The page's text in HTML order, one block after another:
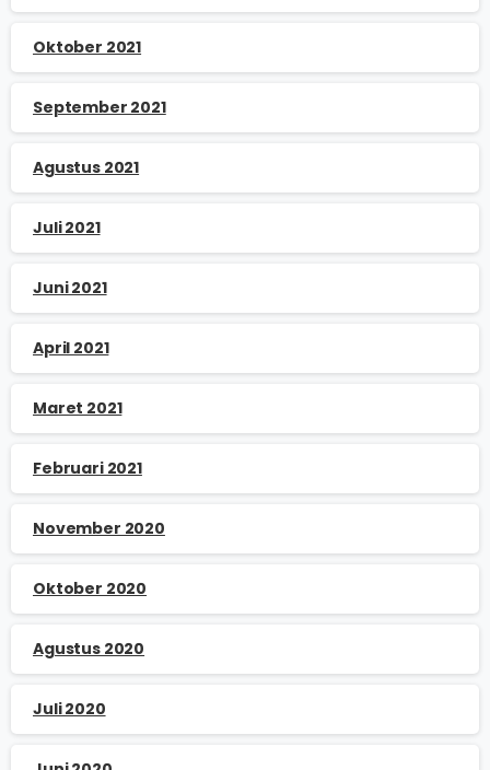
Oktober 2021
September 2021
Agustus 2021
Juli 2021
Juni 2021
April 2021
Maret 2021
Februari 2021
November 2020
Oktober 2020
Agustus 2020
Juli 2020